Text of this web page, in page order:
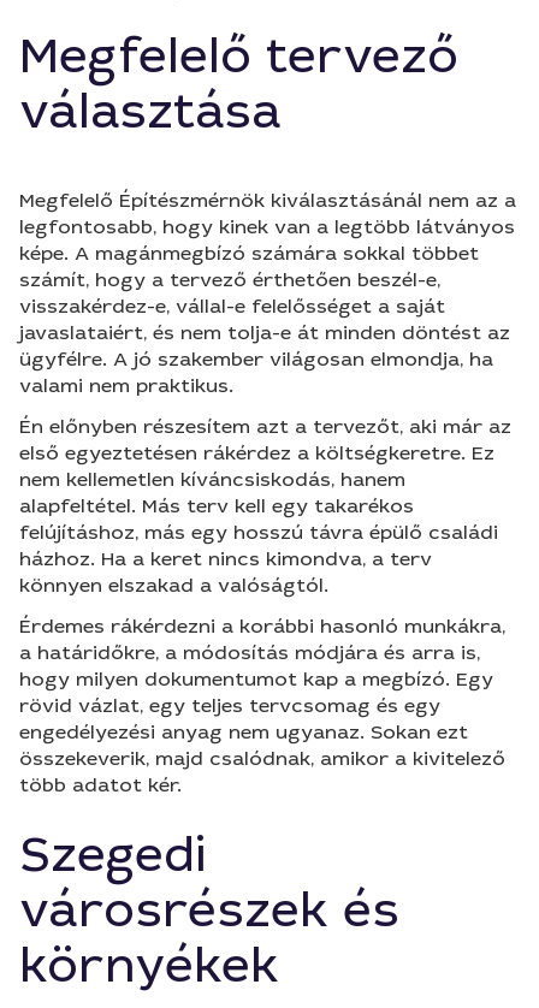
Megfelelő tervező
választása
Megfelelő Építészmérnök kiválasztásánál nem az a
legfontosabb, hogy kinek van a legtöbb látványos
képe. A magánmegbízó számára sokkal többet
számít, hogy a tervező érthetően beszél-e,
visszakérdez-e, vállal-e felelősséget a saját
javaslataiért, és nem tolja-e át minden döntést az
ügyfélre. A jó szakember világosan elmondja, ha
valami nem praktikus.
Én előnyben részesítem azt a tervezőt, aki már az
első egyeztetésen rákérdez a költségkeretre. Ez
nem kellemetlen kíváncsiskodás, hanem
alapfeltétel. Más terv kell egy takarékos
felújításhoz, más egy hosszú távra épülő családi
házhoz. Ha a keret nincs kimondva, a terv
könnyen elszakad a valóságtól.
Érdemes rákérdezni a korábbi hasonló munkákra,
a határidőkre, a módosítás módjára és arra is,
hogy milyen dokumentumot kap a megbízó. Egy
rövid vázlat, egy teljes tervcsomag és egy
engedélyezési anyag nem ugyanaz. Sokan ezt
összekeverik, majd csalódnak, amikor a kivitelező
több adatot kér.
Szegedi
városrészek és
környékek